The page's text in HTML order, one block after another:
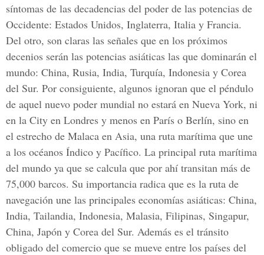
síntomas de las decadencias del poder de las potencias de
Occidente: Estados Unidos, Inglaterra, Italia y Francia.
Del otro, son claras las señales que en los próximos
decenios serán las potencias asiáticas las que dominarán el
mundo: China, Rusia, India, Turquía, Indonesia y Corea
del Sur. Por consiguiente, algunos ignoran que el péndulo
de aquel nuevo poder mundial no estará en Nueva York, ni
en la City en Londres y menos en París o Berlín, sino en
el estrecho de Malaca en Asia, una ruta marítima que une
a los océanos Índico y Pacífico. La principal ruta marítima
del mundo ya que se calcula que por ahí transitan más de
75,000 barcos. Su importancia radica que es la ruta de
navegación une las principales economías asiáticas: China,
India, Tailandia, Indonesia, Malasia, Filipinas, Singapur,
China, Japón y Corea del Sur. Además es el tránsito
obligado del comercio que se mueve entre los países del